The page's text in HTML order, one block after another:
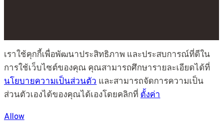
เราใช้คุกกี้เพื่อพัฒนาประสิทธิภาพ และประสบการณ์ที่ดีใน
การใช้เว็บไซต์ของคุณ คุณสามารถศึกษารายละเอียดได้ที่
นโยบายความเป็นส่วนตัว และสามารถจัดการความเป็น
ส่วนตัวเองได้ของคุณได้เองโดยคลิกที่ ตั้งค่า
Allow